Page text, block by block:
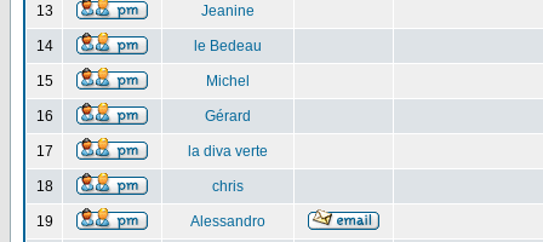
13 Jeanine
14 le Bedeau
15 Michel
16 Gérard
17 la diva verte
18 chris
19 Alessandro